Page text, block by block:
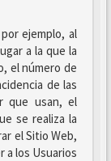
ejemplo, al
a la que la
el número de
de las
que usan, el
se realiza la
el Sitio Web,
a los Usuarios